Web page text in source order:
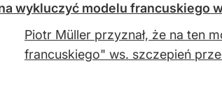
wykluczyć modelu francuskiego
Piotr Müller przyznał, że na ten
francuskiego" ws. szczepień